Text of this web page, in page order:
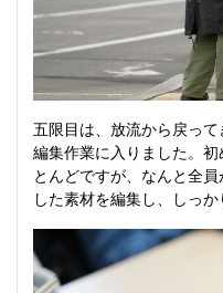
五限目は、放流から戻っ
編集作業に入りました。
とんどですが、なんと全
した素材を編集し、しっ